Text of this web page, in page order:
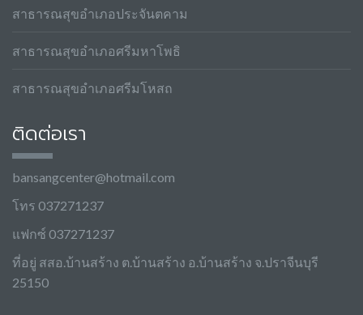
สาธารณสุขอำเภอประจันตคาม
สาธารณสุขอำเภอศรีมหาโพธิ
สาธารณสุขอำเภอศรีมโหสถ
ติดต่อเรา
bansangcenter@hotmail.com
โทร 037271237
แฟกซ์ 037271237
ที่อยู่ สสอ.บ้านสร้าง ต.บ้านสร้าง อ.บ้านสร้าง จ.ปราจีนบุรี
25150